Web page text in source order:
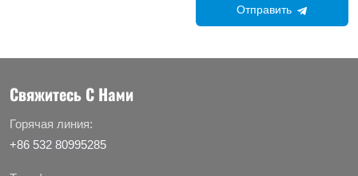
Отправить
Свяжитесь С Нами
Горячая линия:
+86 532 80995285